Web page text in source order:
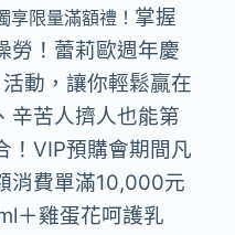
享限量滿額禮！ 掌握
勞！蕾莉歐週年慶
動，讓你輕鬆贏在
辛苦人擠人也能第
！VIP預購會期間凡
消費單滿10,000元
＋雞蛋花呵護乳